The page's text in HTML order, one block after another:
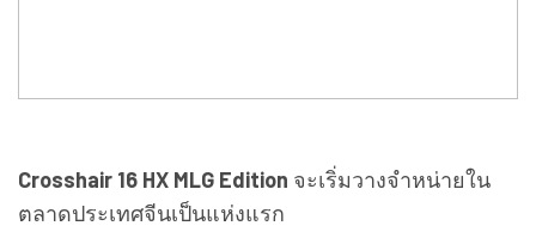
Crosshair 16 HX MLG Edition จะเริ่มวางจำหน่ายใน
ตลาดประเทศจีนเป็นแห่งแรก